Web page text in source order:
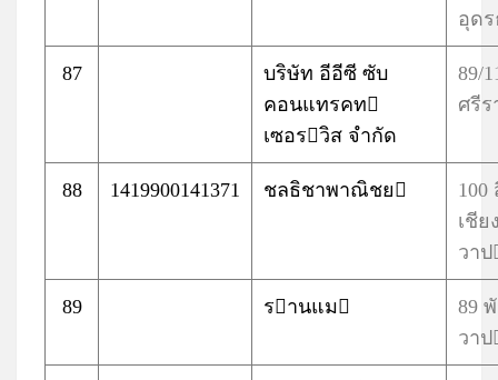
อุด
87
บริษัท อีอีซี ซับ
คอนแทรคท
เซอรวิส จํากัด
89/
ศรี
88 1419900141371 ชลธิชาพาณิชย
เชี
วา
89 รานแม
89
วา